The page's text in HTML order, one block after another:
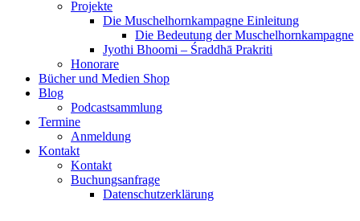
Projekte
Die Muschelhornkampagne Einleitung
Die Bedeutung der Muschelhornkampagne
Jyothi Bhoomi – Śraddhā Prakriti
Honorare
Bücher und Medien Shop
Blog
Podcastsammlung
Termine
Anmeldung
Kontakt
Kontakt
Buchungsanfrage
Datenschutzerklärung